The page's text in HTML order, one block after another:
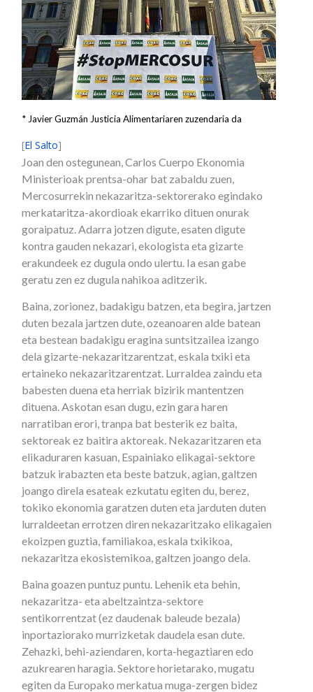
* Javier Guzmán Justicia Alimentariaren zuzendaria da
[El Salto]
Joan den ostegunean, Carlos Cuerpo Ekonomia
Ministerioak prentsa-ohar bat zabaldu zuen,
Mercosurrekin nekazaritza-sektorerako egindako
merkataritza-akordioak ekarriko dituen onurak
goraipatuz. Adarra jotzen digute, esaten digute
kontra gauden nekazari, ekologista eta gizarte
erakundeek ez dugula ondo ulertu. Ia esan gabe
geratu zen ez dugula nahikoa aditzerik.
Baina, zorionez, badakigu batzen, eta begira, jartzen
duten bezala jartzen dute, ozeanoaren alde batean
eta bestean badakigu eragina suntsitzailea izango
dela gizarte-nekazaritzarentzat, eskala txiki eta
ertaineko nekazaritzarentzat. Lurraldea zaindu eta
babesten duena eta herriak bizirik mantentzen
dituena. Askotan esan dugu, ezin gara haren
narratiban erori, tranpa bat besterik ez baita,
sektoreak ez baitira aktoreak. Nekazaritzaren eta
elikaduraren kasuan, Espainiako elikagai-sektore
batzuk irabazten eta beste batzuk, agian, galtzen
joango direla esateak ezkutatu egiten du, berez,
tokiko ekonomia garatzen duten eta jarduten duten
lurraldeetan errotzen diren nekazaritzako elikagaien
ekoizpen guztia, familiakoa, eskala txikikoa,
nekazaritza ekosistemikoa, galtzen joango dela.
Baina goazen puntuz puntu. Lehenik eta behin,
nekazaritza- eta abeltzaintza-sektore
sentikorrentzat (ez daudenak baleude bezala)
inportaziorako murrizketak daudela esan dute.
Zehazki, behi-aziendaren, korta-hegaztiaren edo
azukrearen haragia. Sektore horietarako, mugatu
egiten da Europako merkatua muga-zergen bidez